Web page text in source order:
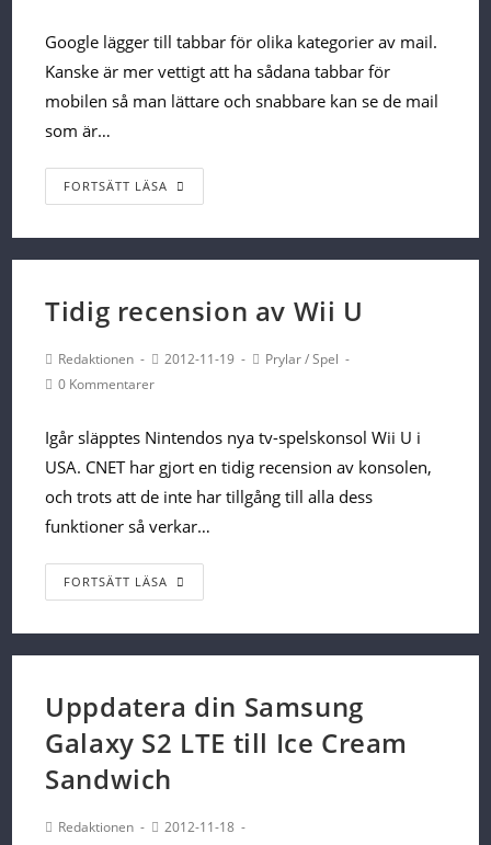
Google lägger till tabbar för olika kategorier av mail.
Kanske är mer vettigt att ha sådana tabbar för
mobilen så man lättare och snabbare kan se de mail
som är…
FORTSÄTT LÄSA
uppdaterar
Gmail
tabbar
Tidig recension av Wii U
PostRedaktionen
Post2012-11-19
PostPrylar/Spel
Post0 Kommentarer
Igår släpptes Nintendos nya tv-spelskonsol Wii U i
USA. CNET har gjort en tidig recension av konsolen,
och trots att de inte har tillgång till alla dess
funktioner så verkar…
FORTSÄTT LÄSA
recension
av
U
Uppdatera din Samsung
Galaxy S2 LTE till Ice Cream
Sandwich
PostRedaktionen
Post2012-11-18